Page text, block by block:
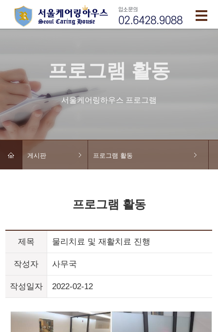
프로그램 활동
서울케어링하우스 프로그램
게시판 프로그램 활동
프로그램 활동
제목 물리치료 및 재활치료 진행
작성자 사무국
작성일자 2022-02-12